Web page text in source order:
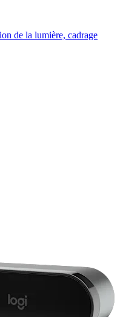
de la lumière, cadrage